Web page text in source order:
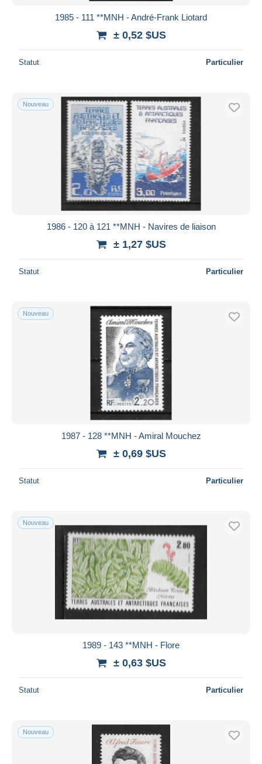
1985 - 111 **MNH - André-Frank Liotard
± 0,52 $US
Statut Particulier
Nouveau
1986 - 120 à 121 **MNH - Navires de liaison
± 1,27 $US
Statut Particulier
Nouveau
1987 - 128 **MNH - Amiral Mouchez
± 0,69 $US
Statut Particulier
Nouveau
1989 - 143 **MNH - Flore
± 0,63 $US
Statut Particulier
Nouveau